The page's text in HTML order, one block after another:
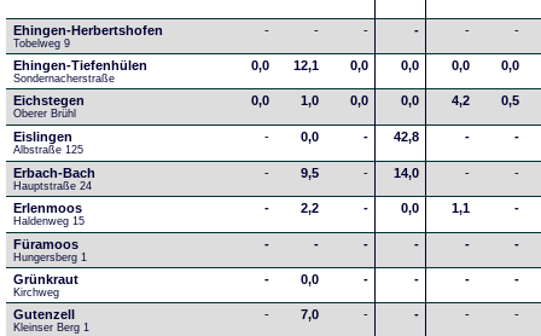
Ehingen-Herbertshofen
Tobelweg 9
- - - - - -
Ehingen-Tiefenhülen
Sondernacherstraße
0,0 12,1 0,0 0,0 0,0 0,0
Eichstegen
Oberer Brühl
0,0 1,0 0,0 0,0 4,2 0,5
Eislingen
Albstraße 125
- 0,0 - 42,8 - -
Erbach-Bach
Hauptstraße 24
- 9,5 - 14,0 - -
Erlenmoos
Haldenweg 15
- 2,2 - 0,0 1,1 -
Füramoos
Hungersberg 1
- - - - - -
Grünkraut
Kirchweg
- 0,0 - - - -
Gutenzell
Kleinser Berg 1
- 7,0 - - - -